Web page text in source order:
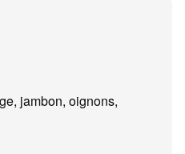
jambon, oignons,